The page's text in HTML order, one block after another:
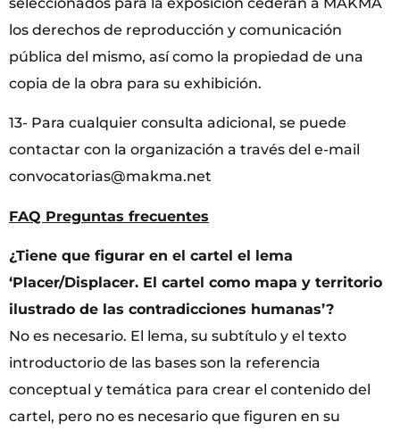
los derechos de reproducción y comunicación
pública del mismo, así como la propiedad de una
copia de la obra para su exhibición.
13- Para cualquier consulta adicional, se puede
contactar con la organización a través del e-mail
convocatorias@makma.net
FAQ Preguntas frecuentes
¿Tiene que figurar en el cartel el lema
‘Placer/Displacer. El cartel como mapa y territorio
ilustrado de las contradicciones humanas’?
No es necesario. El lema, su subtítulo y el texto
introductorio de las bases son la referencia
conceptual y temática para crear el contenido del
cartel, pero no es necesario que figuren en su